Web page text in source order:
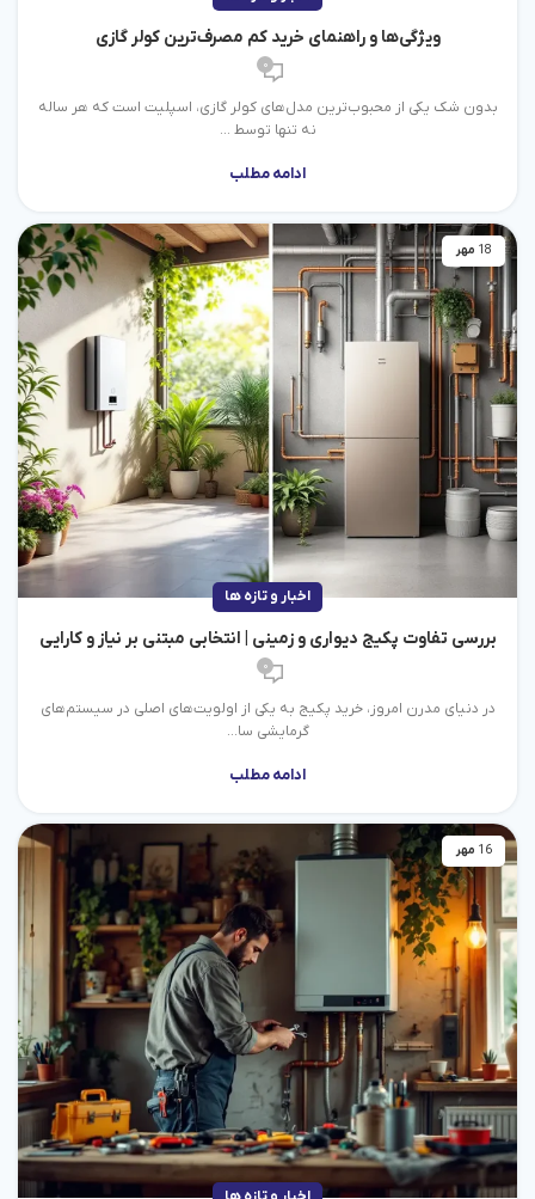
ویژگی‌ها و راهنمای خرید کم مصرف‌ترین کولر گازی
0
بدون شک یکی از محبوب‌ترین مدل‌های کولر گازی، اسپلیت است که هر ساله
نه تنها توسط ...
ادامه مطلب
18 مهر
اخبار و تازه ها
بررسی تفاوت پکیج دیواری و زمینی | انتخابی مبتنی بر نیاز و کارایی
0
در دنیای مدرن امروز، خرید پکیج به یکی از اولویت‌های اصلی در سیستم‌های
گرمایشی سا...
ادامه مطلب
16 مهر